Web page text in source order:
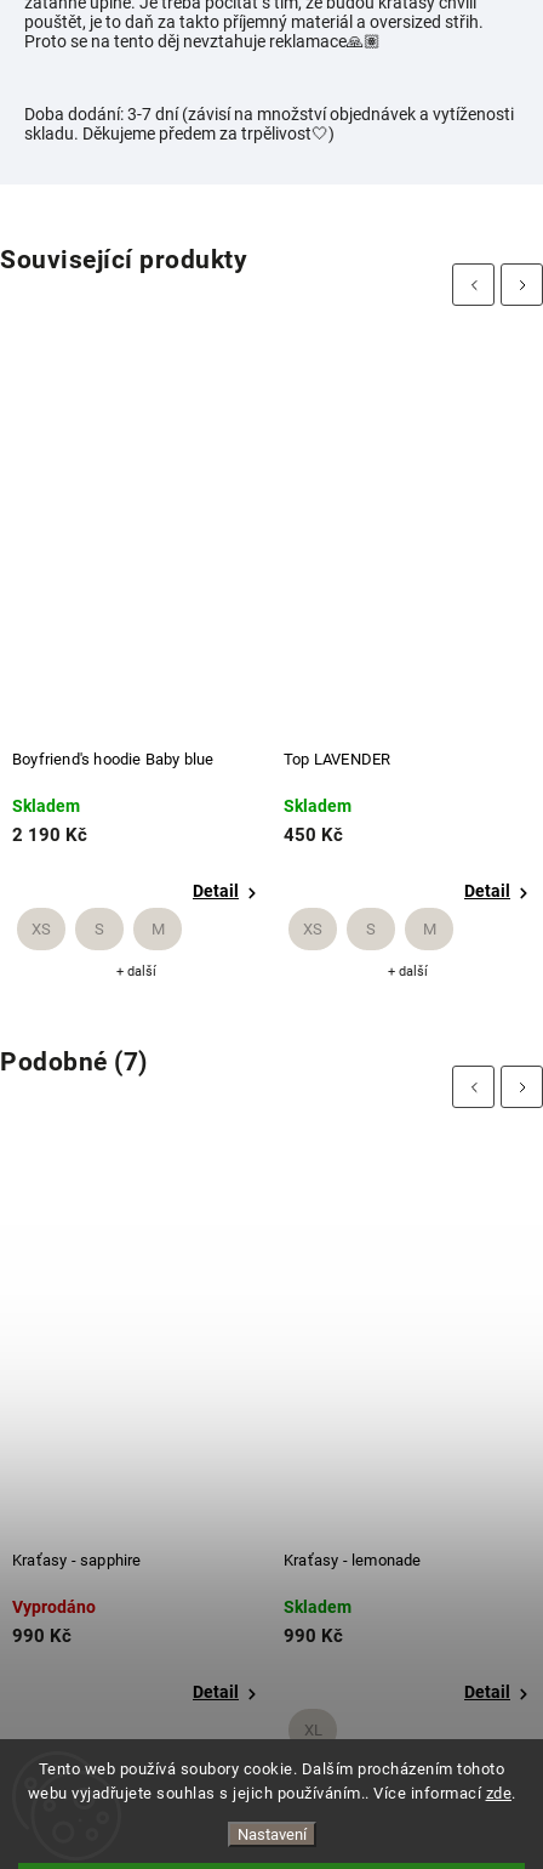
Tento web používá soubory cookie. Dalším procházením tohoto
webu vyjadřujete souhlas s jejich používáním.. Více informací zde.
Nastavení
pouštět, je to daň za takto příjemný materiál a oversized střih.
Proto se na tento děj nevztahuje reklamace🙏🏽
Doba dodání: 3-7 dní (závisí na množství objednávek a vytíženosti
skladu. Děkujeme předem za trpělivost🤍)
Související produkty
Previous
Boyfriend's hoodie Baby blue
Skladem
2 190 Kč
Detail
XS S M
+ další
Top LAVENDER
Skladem
450 Kč
Detail
XS S M
+ další
Next
Podobné (7)
Previous
Kraťasy - sapphire
Vyprodáno
990 Kč
Detail
Kraťasy - lemonade
Skladem
990 Kč
Detail
XL
+ další
Next